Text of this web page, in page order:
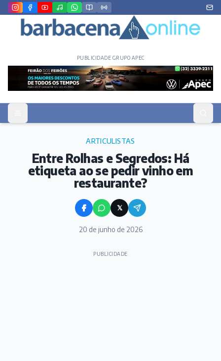
PUBLICIDADE GRUPO APEC
ARTICULISTAS
Entre Rolhas e Segredos: Há
etiqueta ao se pedir vinho em
restaurante?
𝕏
20 de junho de 2026
PUBLICIDADE